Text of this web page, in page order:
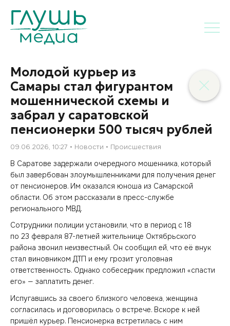
Молодой курьер из
Самары стал фигурантом
мошеннической схемы и
забрал у саратовской
пенсионерки 500 тысяч рублей
09.06.2026, 10:27 Новости Происшествия
В Саратове задержали очередного мошенника, который
был завербован злоумышленниками для получения денег
от пенсионеров. Им оказался юноша из Самарской
области. Об этом рассказали в пресс-службе
регионального МВД.
Сотрудники полиции установили, что в период с 18
по 23 февраля 87-летней жительнице Октябрьского
района звонил неизвестный. Он сообщил ей, что её внук
стал виновником ДТП и ему грозит уголовная
ответственность. Однако собеседник предложил «спасти
его» — заплатить денег.
Испугавшись за своего близкого человека, женщина
согласилась и договорилась о встрече. Вскоре к ней
пришёл курьер. Пенсионерка встретилась с ним